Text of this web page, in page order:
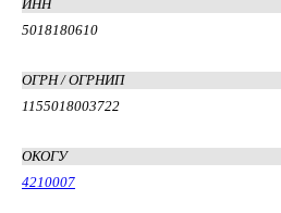
ИНН
5018180610
ОГРН / ОГРНИП
1155018003722
ОКОГУ
4210007